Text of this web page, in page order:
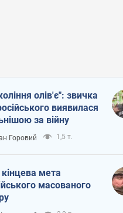
олів'є": звичка
виявилася
за війну
Горовий 1,5 т.
мета
масованого